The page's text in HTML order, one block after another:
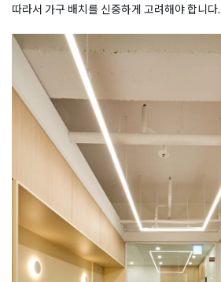
따라서 가구 배치를 신중하게 고려해야 합니다.